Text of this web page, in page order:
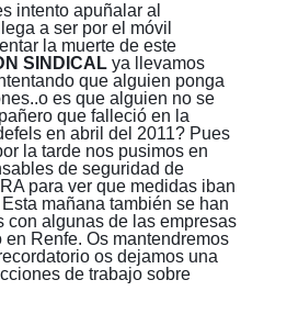
intento apuñalar al
a ser por el móvil
la muerte de este
SINDICALya llevamos
que alguien ponga
es que alguien no se
que falleció en la
en abril del 2011? Pues
la tarde nos pusimos en
de seguridad de
para ver que medidas iban
mañana también se han
con algunas de las empresas
Renfe. Os mantendremos
os dejamos una
de trabajo sobre